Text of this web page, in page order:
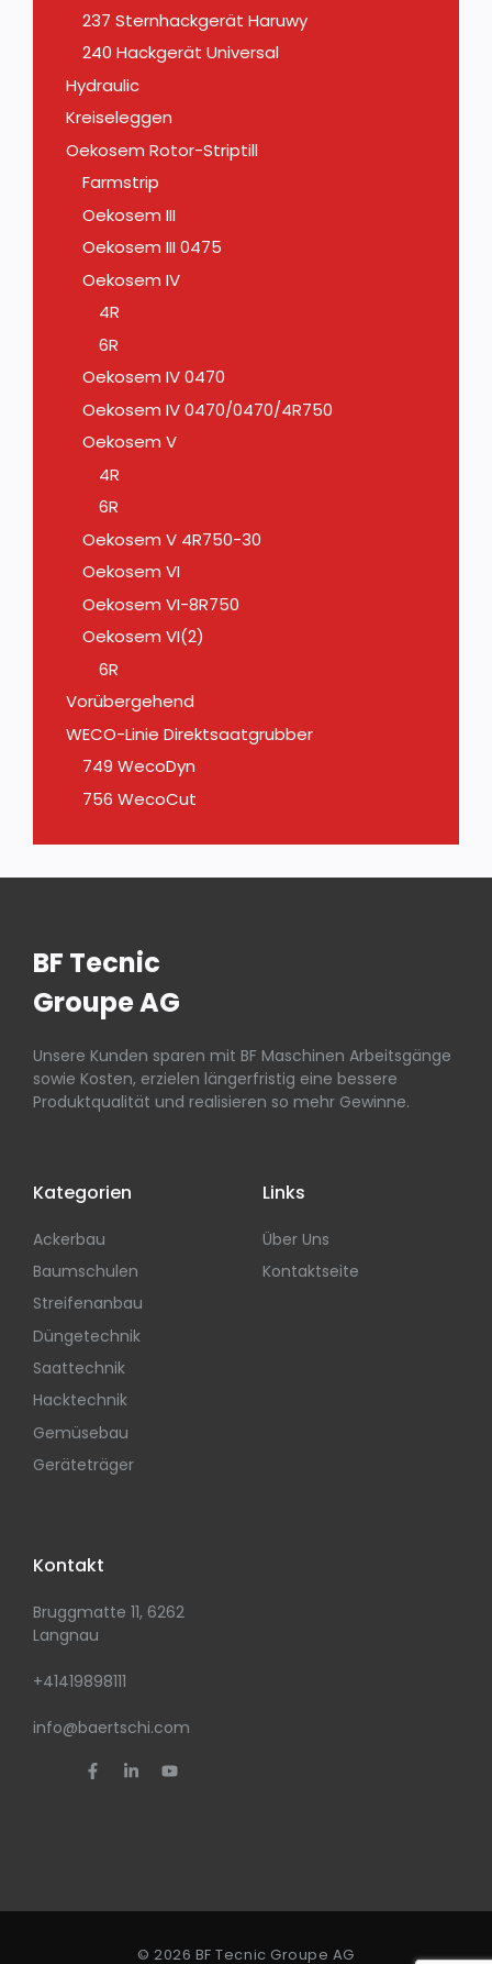
237 Sternhackgerät Haruwy
240 Hackgerät Universal
Hydraulic
Kreiseleggen
Oekosem Rotor-Striptill
Farmstrip
Oekosem III
Oekosem III 0475
Oekosem IV
4R
6R
Oekosem IV 0470
Oekosem IV 0470/0470/4R750
Oekosem V
4R
6R
Oekosem V 4R750-30
Oekosem VI
Oekosem VI-8R750
Oekosem VI(2)
6R
Vorübergehend
WECO-Linie Direktsaatgrubber
749 WecoDyn
756 WecoCut
BF Tecnic
Groupe AG
Unsere Kunden sparen mit BF Maschinen Arbeitsgänge
sowie Kosten, erzielen längerfristig eine bessere
Produktqualität und realisieren so mehr Gewinne.
Kategorien
Ackerbau
Baumschulen
Streifenanbau
Düngetechnik
Saattechnik
Hacktechnik
Gemüsebau
Geräteträger
Links
Über Uns
Kontaktseite
Kontakt
Bruggmatte 11, 6262
Langnau
+41419898111
info@baertschi.com
© 2026 BF Tecnic Groupe AG